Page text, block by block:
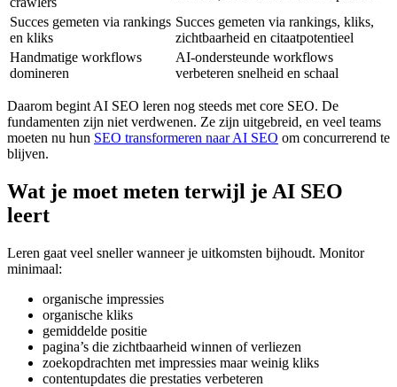
Succes gemeten via rankings
en kliks
Succes gemeten via rankings, kliks,
zichtbaarheid en citaatpotentieel
Handmatige workflows
domineren
AI-ondersteunde workflows
verbeteren snelheid en schaal
Daarom begint AI SEO leren nog steeds met core SEO. De
fundamenten zijn niet verdwenen. Ze zijn uitgebreid, en veel teams
moeten nu hun SEO transformeren naar AI SEO om concurrerend te
blijven.
Wat je moet meten terwijl je AI SEO
leert
Leren gaat veel sneller wanneer je uitkomsten bijhoudt. Monitor
minimaal:
organische impressies
organische kliks
gemiddelde positie
pagina’s die zichtbaarheid winnen of verliezen
zoekopdrachten met impressies maar weinig kliks
contentupdates die prestaties verbeteren